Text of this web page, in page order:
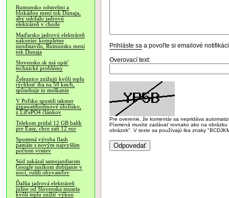
Rumunsko odstrelmi a
blokádou mení tok Dunaja,
aby udržalo jadrovú
elektráreň v chode
Maďarsko jadrovú elektráreň
nakoniec kompletne
neodstavilo, Rumunsko mení
tok Dunaja
Slovensko.sk má opäť
technické problémy
Železnice znižujú kvôli teplu
rýchlosť iba na 50 km/h,
spôsobuje to meškanie
V Poľsku spustili takmer
gigawatthodinové úložisko,
z LiFePO4 článkov
Telekom pridal 12 GB balík
pre Easy, chce zaň 12 eur
Spustená výroba flash
pamäte s novým najvyšším
počtom vrstiev
Súd zakázal samojazdiacim
Google taxíkom dobíjanie v
noci, rušili obyvateľov
Ďalšia jadrová elektráreň
južne od Slovenska musela
kvôli teplu znížiť výkon
Prihláste sa a povoľte si emailové
Overovací text:
Pre overenie, že komentár sa nepridáva
Písmená musíte zadávať rovnako ako na
obrázok". V texte sa používajú iba znaky